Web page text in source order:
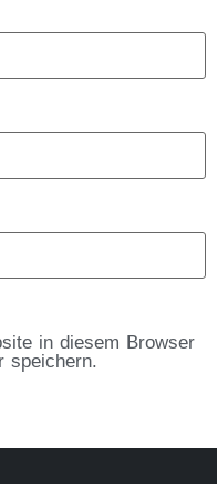
in diesem Browser
speichern.